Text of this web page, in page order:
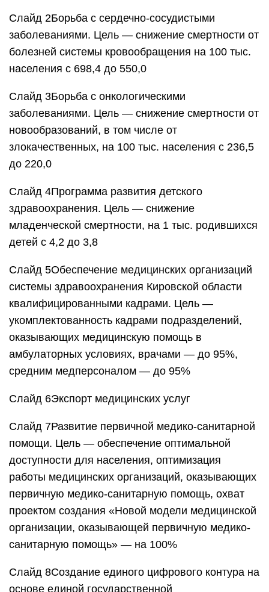
Слайд 2Борьба с сердечно-сосудистыми
заболеваниями. Цель — снижение смертности от
болезней системы кровообращения на 100 тыс.
населения с 698,4 до 550,0
Слайд 3Борьба с онкологическими
заболеваниями. Цель — снижение смертности от
новообразований, в том числе от
злокачественных, на 100 тыс. населения с 236,5
до 220,0
Слайд 4Программа развития детского
здравоохранения. Цель — снижение
младенческой смертности, на 1 тыс. родившихся
детей с 4,2 до 3,8
Слайд 5Обеспечение медицинских организаций
системы здравоохранения Кировской области
квалифицированными кадрами. Цель —
укомплектованность кадрами подразделений,
оказывающих медицинскую помощь в
амбулаторных условиях, врачами — до 95%,
средним медперсоналом — до 95%
Слайд 6Экспорт медицинских услуг
Слайд 7Развитие первичной медико-санитарной
помощи. Цель — обеспечение оптимальной
доступности для населения, оптимизация
работы медицинских организаций, оказывающих
первичную медико-санитарную помощь, охват
проектом создания «Новой модели медицинской
организации, оказывающей первичную медико-
санитарную помощь» — на 100%
Слайд 8Создание единого цифрового контура на
основе единой государственной